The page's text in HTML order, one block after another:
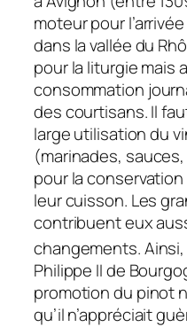
moteur pour
dans la vallée du
pour la liturgie mais
consommation
des courtisans. Il
large utilisation du
(marinades,
pour la
leur cuisson. Les
contribuent eux
changements. Ainsi,
Philippe II de
promotion du pinot
qu’il n’appréciait